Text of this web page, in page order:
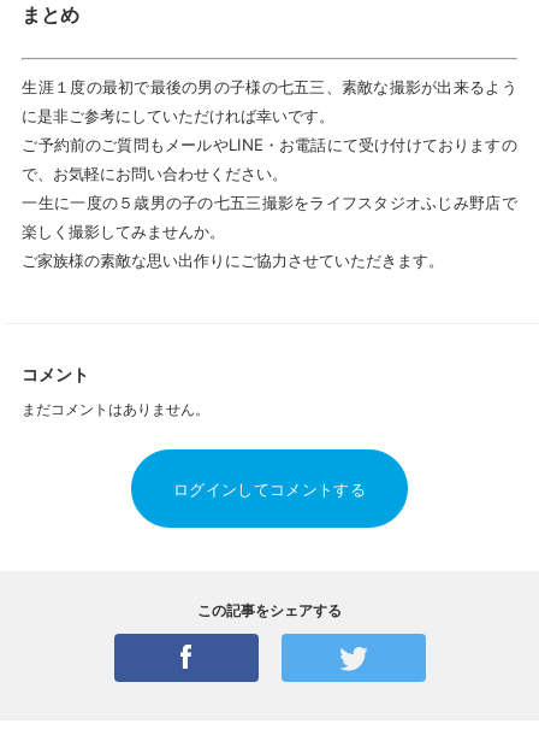
まとめ
生涯１度の最初で最後の男の子様の七五三、素敵な撮影が出来るよう
に是非ご参考にしていただければ幸いです。
ご予約前のご質問もメールやLINE・お電話にて受け付けておりますの
で、お気軽にお問い合わせください。
一生に一度の５歳男の子の七五三撮影をライフスタジオふじみ野店で
楽しく撮影してみませんか。
ご家族様の素敵な思い出作りにご協力させていただきます。
コメント
まだコメントはありません。
ログインしてコメントする
この記事をシェアする